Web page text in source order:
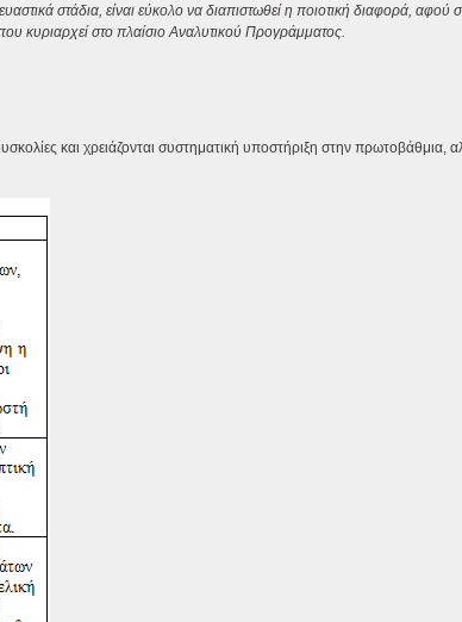
στάδια, είναι εύκολο να διαπιστωθεί η ποιοτική διαφορά, αφού
κυριαρχεί στο πλαίσιο Αναλυτικού Προγράμματος.
και χρειάζονται συστηματική υποστήριξη στην πρωτοβάθμια,